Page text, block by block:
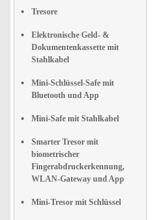
Tresore
Elektronische Geld- &
Dokumentenkassette mit
Stahlkabel
Mini-Schlüssel-Safe mit
Bluetooth und App
Mini-Safe mit Stahlkabel
Smarter Tresor mit
biometrischer
Fingerabdruckerkennung,
WLAN-Gateway und App
Mini-Tresor mit Schlüssel